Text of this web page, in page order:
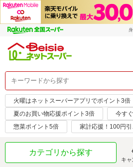
火曜はネットスーパーアプリでポイント3倍
夏のお買い物応援ポイント3倍
今す
惣菜ポイント5倍
家計応援！100円
カテゴリから探す
キャ